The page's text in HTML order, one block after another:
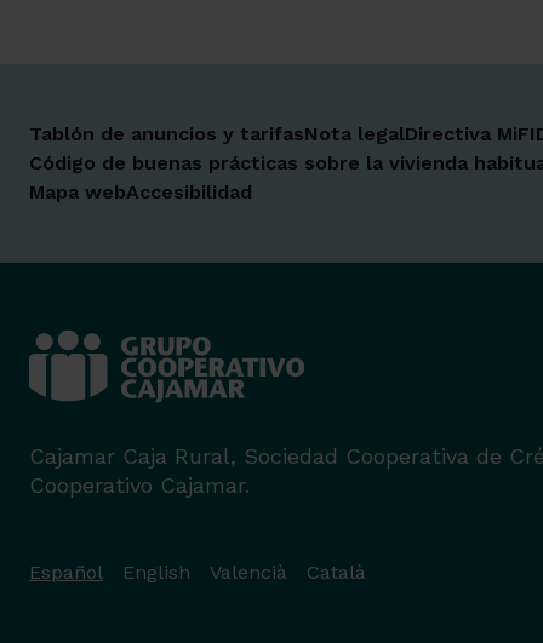
Tablón de anuncios y tarifasNota legalDirectiva
Código de buenas prácticas sobre la vivienda
Mapa webAccesibilidad
Cajamar Caja Rural, Sociedad Cooperativa de
Cooperativo Cajamar.
Español English Valencià Català